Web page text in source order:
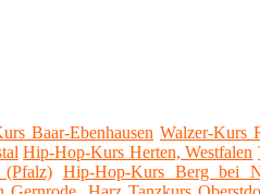
Baar-Ebenhausen Walzer-Kurs
Hip-Hop-Kurs Herten, Westfalen
Hip-Hop-Kurs Berg bei